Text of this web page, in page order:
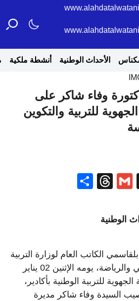
مكناس الأحداث الوطنية أنشطة ملكية
وفاء شاكر على
للتربية والتكوين
X
Gmail
Threads
الوطنية
الكاتب العام لوزارة التربية
الوطنية والتعليم الأولي والرياضة، يومه الإثنين 02 يناير
الجهوية للتربية الوطنية بأكادير،
السيدة وفاء شاكر مديرة